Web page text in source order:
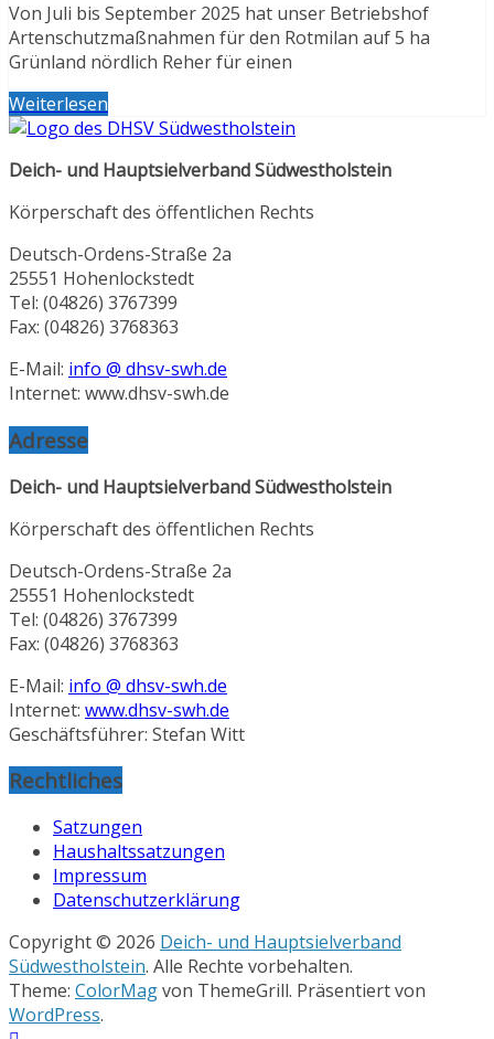
Von Juli bis September 2025 hat unser Betriebshof
Artenschutzmaßnahmen für den Rotmilan auf 5 ha
Grünland nördlich Reher für einen
Weiterlesen
Deich- und Hauptsielverband Südwestholstein
Körperschaft des öffentlichen Rechts
Deutsch-Ordens-Straße 2a
25551 Hohenlockstedt
Tel: (04826) 3767399
Fax: (04826) 3768363
E-Mail: info @ dhsv-swh.de
Internet: www.dhsv-swh.de
Adresse
Deich- und Hauptsielverband Südwestholstein
Körperschaft des öffentlichen Rechts
Deutsch-Ordens-Straße 2a
25551 Hohenlockstedt
Tel: (04826) 3767399
Fax: (04826) 3768363
E-Mail: info @ dhsv-swh.de
Internet: www.dhsv-swh.de
Geschäftsführer: Stefan Witt
Rechtliches
Satzungen
Haushaltssatzungen
Impressum
Datenschutzerklärung
Copyright © 2026 Deich- und Hauptsielverband
Südwestholstein. Alle Rechte vorbehalten.
Theme: ColorMagvon ThemeGrill. Präsentiert von
WordPress.